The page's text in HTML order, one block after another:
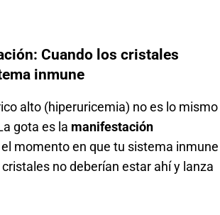
Cuando los cristales
inmune
alto (hiperuricemia) no es lo mismo
gota es la manifestación
el momento en que tu sistema inmune
no deberían estar ahí y lanza